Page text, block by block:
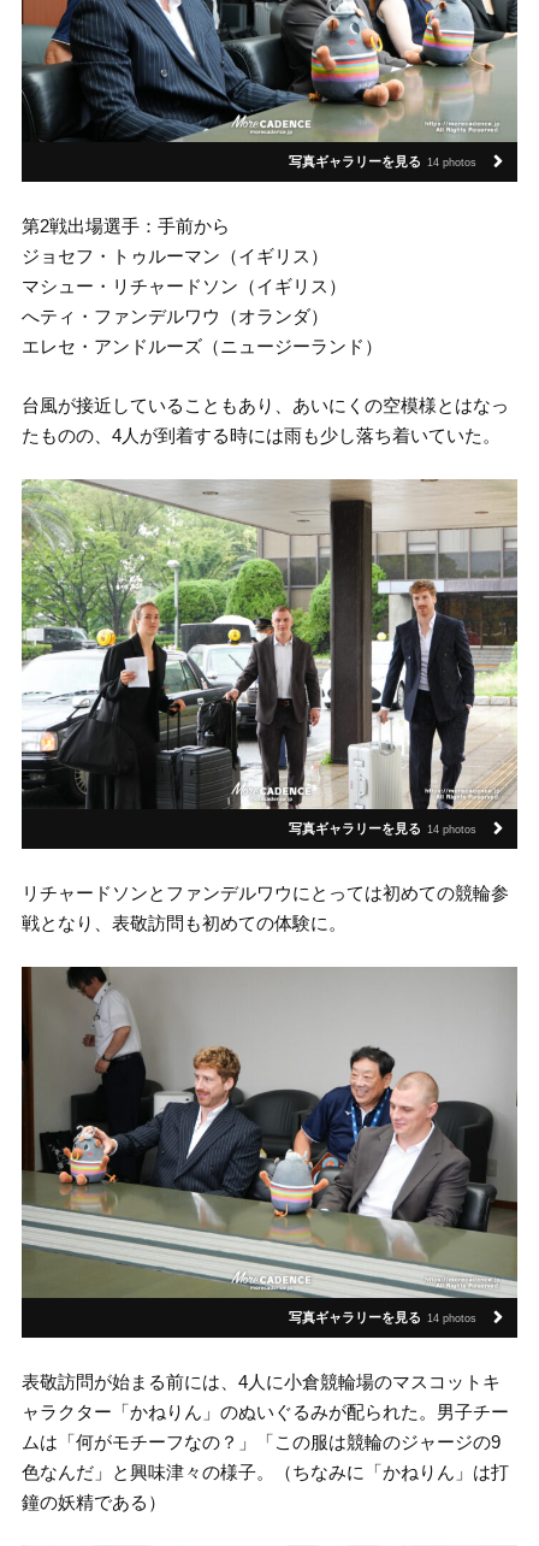
写真ギャラリーを見る 14 photos
第2戦出場選手：手前から
ジョセフ・トゥルーマン（イギリス）
マシュー・リチャードソン（イギリス）
へティ・ファンデルワウ（オランダ）
エレセ・アンドルーズ（ニュージーランド）
台風が接近していることもあり、あいにくの空模様とはなっ
たものの、4人が到着する時には雨も少し落ち着いていた。
写真ギャラリーを見る 14 photos
リチャードソンとファンデルワウにとっては初めての競輪参
戦となり、表敬訪問も初めての体験に。
写真ギャラリーを見る 14 photos
表敬訪問が始まる前には、4人に小倉競輪場のマスコットキ
ャラクター「かねりん」のぬいぐるみが配られた。男子チー
ムは「何がモチーフなの？」「この服は競輪のジャージの9
色なんだ」と興味津々の様子。（ちなみに「かねりん」は打
鐘の妖精である）